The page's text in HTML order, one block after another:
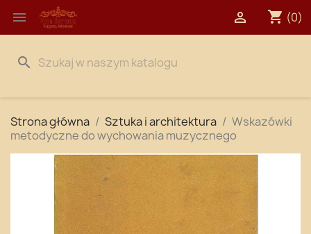
 shopping_cart (0)

search
Strona główna Sztuka i architektura
Wskazówki
metodyczne do wychowania muzycznego